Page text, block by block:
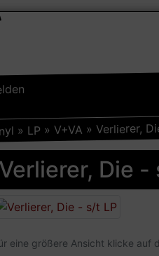
» LP » V+VA » Verlierer,
Verlierer, Die -
eine größere Ansicht klicke auf